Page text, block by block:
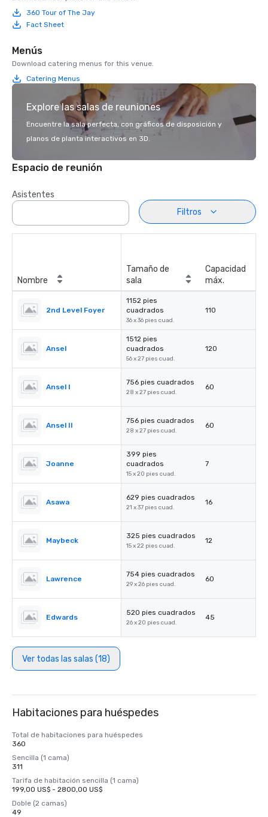
360 Tour of The Jay
Fact Sheet
Menús
Download catering menus for this venue.
Catering Menus
Explore las salas de reuniones
Encuentre la sala perfecta, con gráficos de disposición y
planos de planta interactivos en 3D.
Espacio de reunión
Asistentes
Filtros
Nombre
Tamaño de
sala
Capacidad
máx.
2nd Level Foyer
1152 pies
cuadrados
36 x 36 pies cuad.
110
Ansel
1512 pies
cuadrados
56 x 27 pies cuad.
120
Ansel I
756 pies cuadrados
28 x 27 pies cuad.
60
Ansel II
756 pies cuadrados
28 x 27 pies cuad.
60
Joanne
399 pies
cuadrados
15 x 20 pies cuad.
7
Asawa
629 pies cuadrados
21 x 37 pies cuad.
16
Maybeck
325 pies cuadrados
15 x 22 pies cuad.
12
Lawrence
754 pies cuadrados
29 x 26 pies cuad.
60
Edwards
520 pies cuadrados
26 x 20 pies cuad.
45
Ver todas las salas (18)
Habitaciones para huéspedes
Total de habitaciones para huéspedes
360
Sencilla (1 cama)
311
Tarifa de habitación sencilla (1 cama)
199,00 US$ - 2800,00 US$
Doble (2 camas)
49